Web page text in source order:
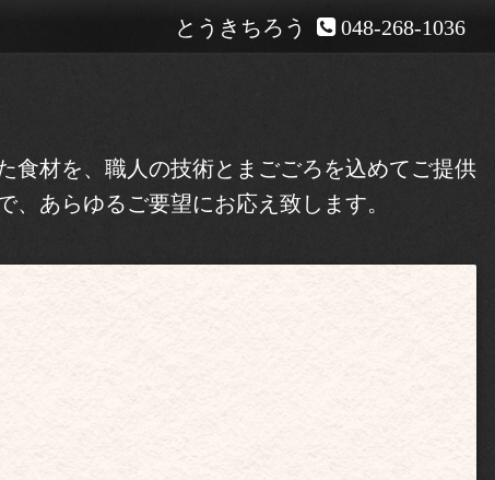
048-268-1036
とうきちろう
食材を、職人の技術とまごごろを込めてご提供
あらゆるご要望にお応え致します。